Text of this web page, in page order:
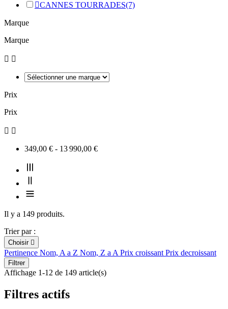
CANNES TOURRADES(7)
Marque
Marque
 
Prix
Prix
 
349,00 € - 13 990,00 €
Il y a 149 produits.
Trier par :
Choisir 
Pertinence Nom, A a Z Nom, Z a A Prix croissant Prix decroissant
Filtrer
Affichage 1-12 de 149 article(s)
Filtres actifs